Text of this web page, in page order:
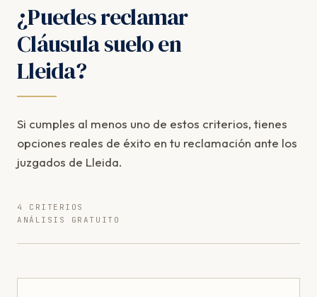
¿Puedes reclamar
Cláusula suelo en
Lleida?
Si cumples al menos uno de estos criterios, tienes
opciones reales de éxito en tu reclamación ante los
juzgados de Lleida.
4 CRITERIOS
ANÁLISIS GRATUITO